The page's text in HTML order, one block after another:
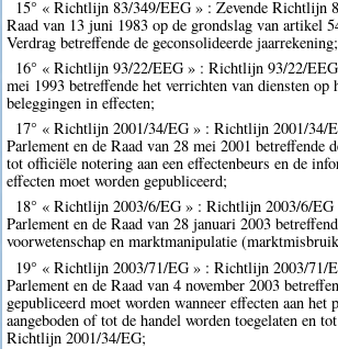
15° « Richtlijn 83/349/EEG » : Zevende Richtlijn
Raad van 13 juni 1983 op de grondslag van artikel
Verdrag betreffende de geconsolideerde jaarrekening;
16° « Richtlijn 93/22/EEG » : Richtlijn 93/22/
mei 1993 betreffende het verrichten van diensten op
beleggingen in effecten;
17° « Richtlijn 2001/34/EG » : Richtlijn 2001/34/
Parlement en de Raad van 28 mei 2001 betreffende
tot officiële notering aan een effectenbeurs en de
effecten moet worden gepubliceerd;
18° « Richtlijn 2003/6/EG » : Richtlijn 2003/6/EG
Parlement en de Raad van 28 januari 2003
voorwetenschap en marktmanipulatie
19° « Richtlijn 2003/71/EG » : Richtlijn 2003/71/
Parlement en de Raad van 4 november 2003
gepubliceerd moet worden wanneer effecten aan het
aangeboden of tot de handel worden toegelaten en
Richtlijn 2001/34/EG;